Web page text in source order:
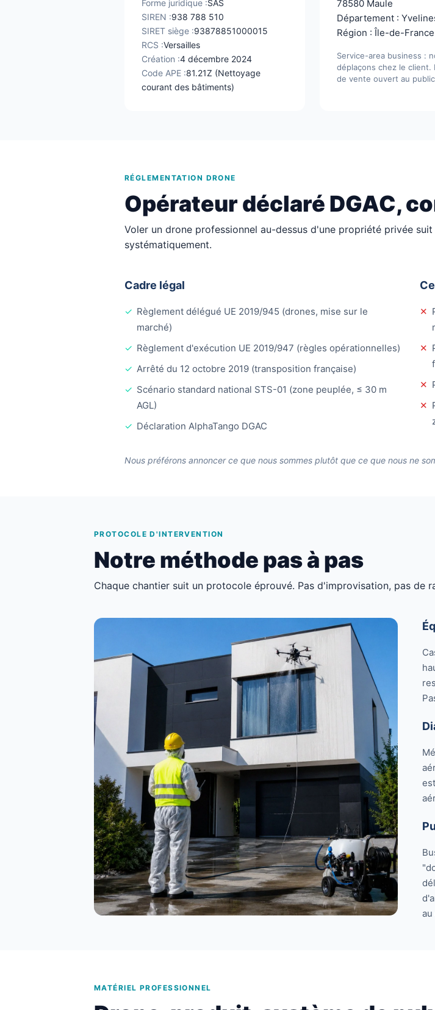
Forme juridique :SAS
SIREN :938 788 510
SIRET siège :93878851000015
RCS :Versailles
Création :4 décembre 2024
Code APE :81.21Z (Nettoyage
courant des bâtiments)
78580 Maule
Département :
Région : Île-de-France
Service-area business :
déplaçons chez le client.
de vente ouvert au
RÉGLEMENTATION DRONE
Opérateur déclaré DGAC,
Voler un drone professionnel au-dessus d'une propriété privée
systématiquement.
Cadre légal
✓ Règlement délégué UE 2019/945 (drones, mise sur le
marché)
✓ Règlement d'exécution UE 2019/947 (règles opérationnelles)
✓ Arrêté du 12 octobre 2019 (transposition française)
✓ Scénario standard national STS-01 (zone peuplée, ≤ 30 m
AGL)
✓ Déclaration AlphaTango DGAC
✕
✕
✕
✕
Nous préférons annoncer ce que nous sommes plutôt que ce que nous ne
PROTOCOLE D'INTERVENTION
Notre méthode pas à pas
Chaque chantier suit un protocole éprouvé. Pas d'improvisation, pas de
au
MATÉRIEL PROFESSIONNEL